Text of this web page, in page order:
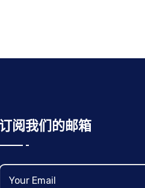
订阅我们的邮箱